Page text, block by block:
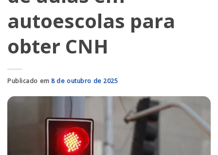
autoescolas para
obter CNH
Publicado em8 de outubro de 2025